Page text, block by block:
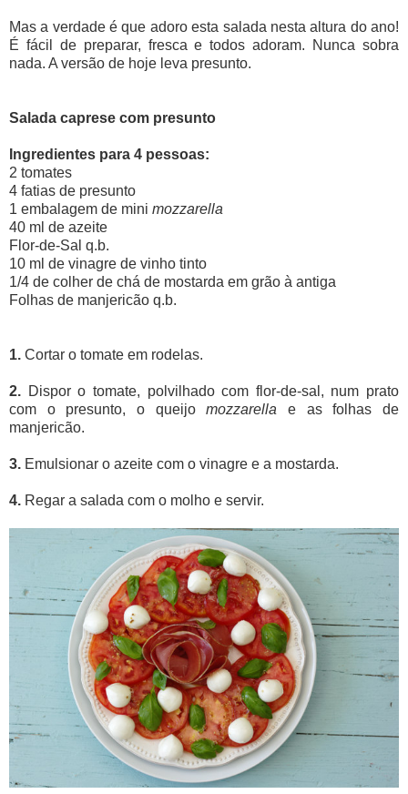
Mas a verdade é que adoro esta salada nesta altura do ano!
É fácil de preparar, fresca e todos adoram. Nunca sobra
nada. A versão de hoje leva presunto.
Salada caprese com presunto
Ingredientes para 4 pessoas:
2 tomates
4 fatias de presunto
1 embalagem de mini mozzarella
40 ml de azeite
Flor-de-Sal q.b.
10 ml de vinagre de vinho tinto
1/4 de colher de chá de mostarda em grão à antiga
Folhas de manjericão q.b.
1. Cortar o tomate em rodelas.
2. Dispor o tomate, polvilhado com flor-de-sal, num prato
com o presunto, o queijomozzarella e as folhas de
manjericão.
3. Emulsionar o azeite com o vinagre e a mostarda.
4. Regar a salada com o molho e servir.